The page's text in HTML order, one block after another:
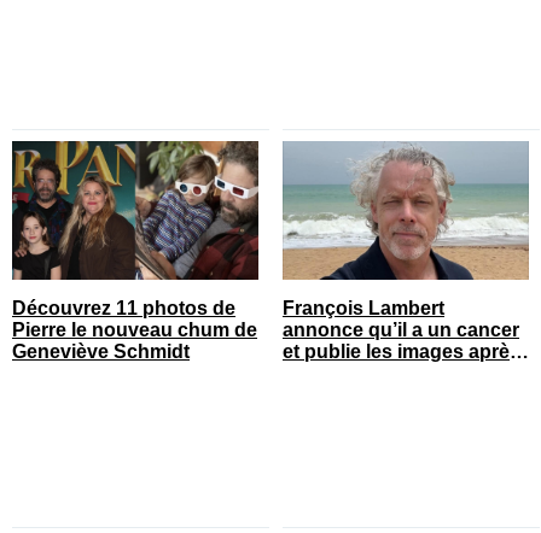
Découvrez 11 photos de
Pierre le nouveau chum de
Geneviève Schmidt
François Lambert
annonce qu’il a un cancer
et publie les images après